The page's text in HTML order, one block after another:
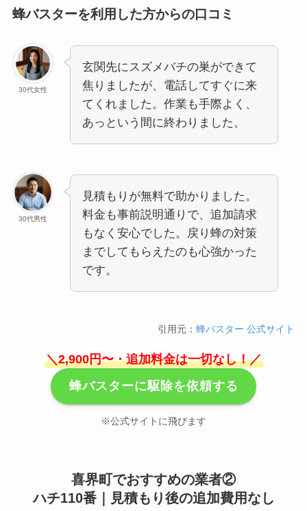
蜂バスターを利用した方からの口コミ
30代女性
玄関先にスズメバチの巣ができて
焦りましたが、電話してすぐに来
てくれました。作業も手際よく、
あっという間に終わりました。
30代男性
見積もりが無料で助かりました。
料金も事前説明通りで、追加請求
もなく安心でした。戻り蜂の対策
までしてもらえたのも心強かった
です。
引用元：蜂バスター 公式サイト
＼2,900円〜・追加料金は一切なし！／
蜂バスターに駆除を依頼する
※公式サイトに飛びます
喜界町でおすすめの業者②
ハチ110番｜見積もり後の追加費用なし